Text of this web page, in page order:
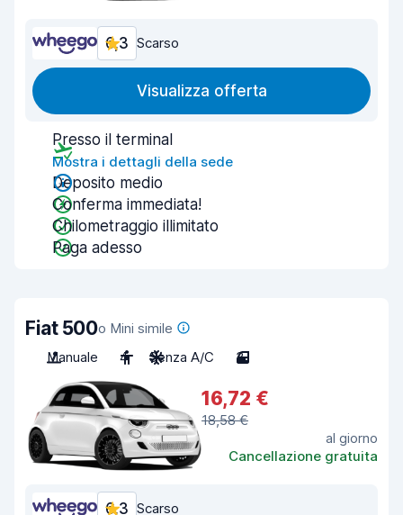
6,3 Scarso
Visualizza offerta
Presso il terminal
Mostra i dettagli della sede
Deposito medio
Conferma immediata!
Chilometraggio illimitato
Paga adesso
Fiat 500o Mini simile
Manuale
4 Senza A/C 3
16,72 €
18,58 €
al giorno
Cancellazione gratuita
6,3 Scarso